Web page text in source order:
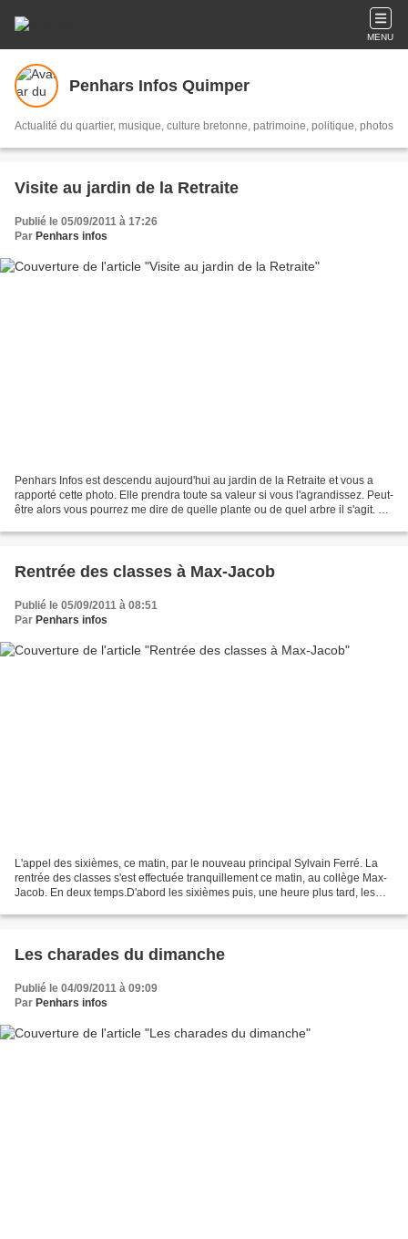
MENU
Penhars Infos Quimper
Actualité du quartier, musique, culture bretonne, patrimoine, politique, photos
Visite au jardin de la Retraite
Publié le 05/09/2011 à 17:26
Par Penhars infos
Penhars Infos est descendu aujourd'hui au jardin de la Retraite et vous a
rapporté cette photo. Elle prendra toute sa valeur si vous l'agrandissez. Peut-
être alors vous pourrez me dire de quelle plante ou de quel arbre il s'agit. Si
Rentrée des classes à Max-Jacob
Publié le 05/09/2011 à 08:51
Par Penhars infos
L'appel des sixièmes, ce matin, par le nouveau principal Sylvain Ferré. La
rentrée des classes s'est effectuée tranquillement ce matin, au collège Max-
Jacob. En deux temps.D'abord les sixièmes puis, une heure plus tard, les
Les charades du dimanche
Publié le 04/09/2011 à 09:09
Par Penhars infos